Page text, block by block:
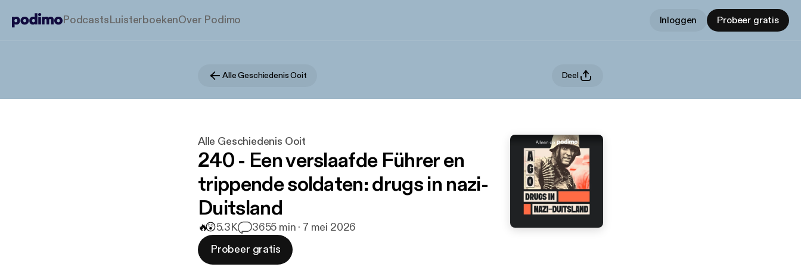
PodcastsLuisterboekenOver Podimo Inloggen Probeer gratis
Alle Geschiedenis Ooit Deel
Alle Geschiedenis Ooit
240 - Een verslaafde Führer en
trippende soldaten: drugs in nazi-
Duitsland
🔥😲5.3K 3655 min · 7 mei 2026
Probeer gratis